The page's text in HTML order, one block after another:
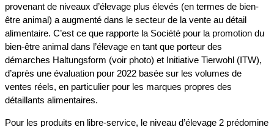
provenant de niveaux d’élevage plus élevés (en termes de bien-
être animal) a augmenté dans le secteur de la vente au détail
alimentaire. C’est ce que rapporte la Société pour la promotion du
bien-être animal dans l’élevage en tant que porteur des
démarches Haltungsform (voir photo) et Initiative Tierwohl (ITW),
d’après une évaluation pour 2022 basée sur les volumes de
ventes réels, en particulier pour les marques propres des
détaillants alimentaires.
Pour les produits en libre-service, le niveau d’élevage 2 prédomine